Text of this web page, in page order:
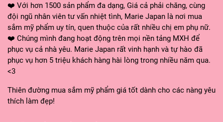
❤️ Với hơn 1500 sản phẩm đa dạng, Giá cả phải chăng, cùng
đội ngũ nhân viên tư vấn nhiệt tình, Marie Japan là nơi mua
sắm mỹ phẩm uy tín, quen thuộc của rất nhiều chị em phụ nữ.
❤️ Chúng mình đang hoạt động trên mọi nền tảng MXH để
phục vụ cả nhà yêu. Marie Japan rất vinh hạnh và tự hào đã
phục vụ hơn 5 triệu khách hàng hài lòng trong nhiều năm qua.
<3
Thiên đường mua sắm mỹ phẩm giá tốt dành cho các nàng yêu
thích làm đẹp!